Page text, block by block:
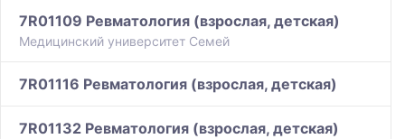
7R01109 Ревматология (взрослая, детская)
Медицинский университет Семей
7R01116 Ревматология (взрослая, детская)
7R01132 Ревматология (взрослая, детская)